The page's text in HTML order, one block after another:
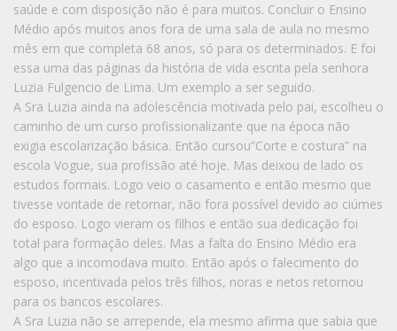
saúde e com disposição não é para muitos. Concluir o Ensino
Médio após muitos anos fora de uma sala de aula no mesmo
mês em que completa 68 anos, só para os determinados. E foi
essa uma das páginas da história de vida escrita pela senhora
Luzia Fulgencio de Lima. Um exemplo a ser seguido.
A Sra Luzia ainda na adolescência motivada pelo pai, escolheu o
caminho de um curso profissionalizante que na época não
exigia escolarização básica. Então cursou”Corte e costura” na
escola Vogue, sua profissão até hoje. Mas deixou de lado os
estudos formais. Logo veio o casamento e então mesmo que
tivesse vontade de retornar, não fora possível devido ao ciúmes
do esposo. Logo vieram os filhos e então sua dedicação foi
total para formação deles. Mas a falta do Ensino Médio era
algo que a incomodava muito. Então após o falecimento do
esposo, incentivada pelos três filhos, noras e netos retornou
para os bancos escolares.
A Sra Luzia não se arrepende, ela mesmo afirma que sabia que